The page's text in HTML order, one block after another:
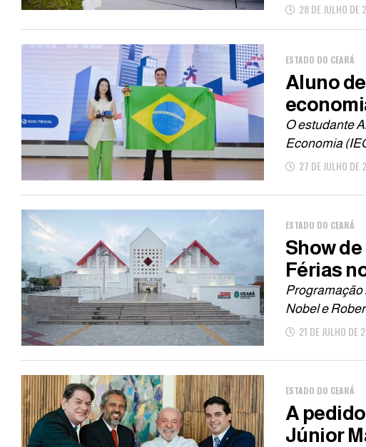
28 DE JULHO DE
ESTADO DO CEARÁ
Aluno
O estudante
Economia
27 DE JULHO DE
ESTADO DO CEARÁ
Show
Férias
Programação
Nobel e
21 DE JULHO DE
ESTADO DO CEARÁ
A
Júnior